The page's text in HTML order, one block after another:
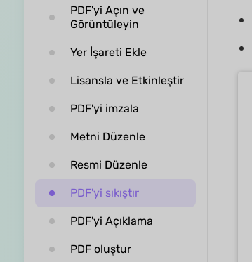
PDF'yi Açın ve
Görüntüleyin
Yer İşareti Ekle
Lisansla ve Etkinleştir
PDF'yi imzala
Metni Düzenle
Resmi Düzenle
PDF'yi sıkıştır
PDF'yi Açıklama
PDF oluştur